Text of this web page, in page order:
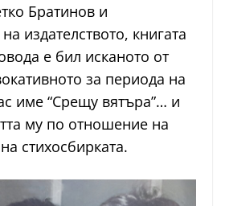
Братинов и
издателството, книгата
е бил исканото от
за периода на
име “Срещу вятъра”… и
му по отношение на
стихосбирката.